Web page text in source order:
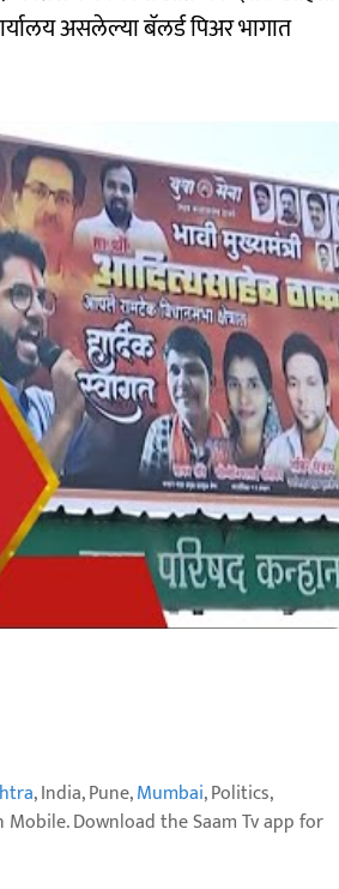
असलेल्या बॅलर्ड पिअर भागात
, India, Pune,Mumbai, Politics,
Mobile. Download the Saam Tv app for